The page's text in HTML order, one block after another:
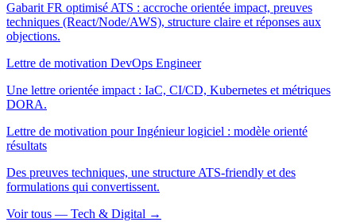
Gabarit FR optimisé ATS : accroche orientée impact, preuves
techniques (React/Node/AWS), structure claire et réponses aux
objections.
Lettre de motivation DevOps Engineer
Une lettre orientée impact : IaC, CI/CD, Kubernetes et métriques
DORA.
Lettre de motivation pour Ingénieur logiciel : modèle orienté
résultats
Des preuves techniques, une structure ATS-friendly et des
formulations qui convertissent.
Voir tous — Tech & Digital →